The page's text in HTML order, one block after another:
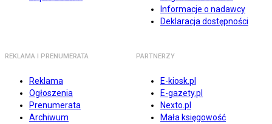
Informacje o nadawcy
Deklaracja dostępności
REKLAMA I PRENUMERATA
Reklama
Ogłoszenia
Prenumerata
Archiwum
PARTNERZY
E-kiosk.pl
E-gazety.pl
Nexto.pl
Mała księgowość